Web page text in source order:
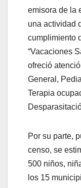
emisora de la
una actividad
cumplimiento
“Vacaciones
ofreció
General,
Terapia
Por su parte,
censo, se
500 niños,
los 15